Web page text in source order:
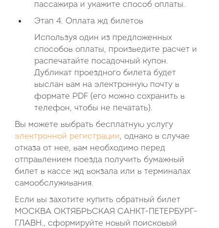
пассажира и укажите способ оплаты.
Этап 4. Оплата жд билетов
Используя один из предложенных
способов оплаты, произведите расчет и
распечатайте посадочный купон.
Дубликат проездного билета будет
выслан вам на электронную почту в
формате PDF (его можно сохранить в
телефон, чтобы не печатать).
Вы можете выбрать бесплатную услугу
электронной регистрации, однако в случае
отказа от нее, вам необходимо перед
отправлением поезда получить бумажный
билет в кассе жд вокзала или в терминалах
самообслуживания.
Если вы захотите купить обратный билет
МОСКВА ОКТЯБРЬСКАЯ САНКТ-ПЕТЕРБУРГ-
ГЛАВН., сформируйте новый поисковый